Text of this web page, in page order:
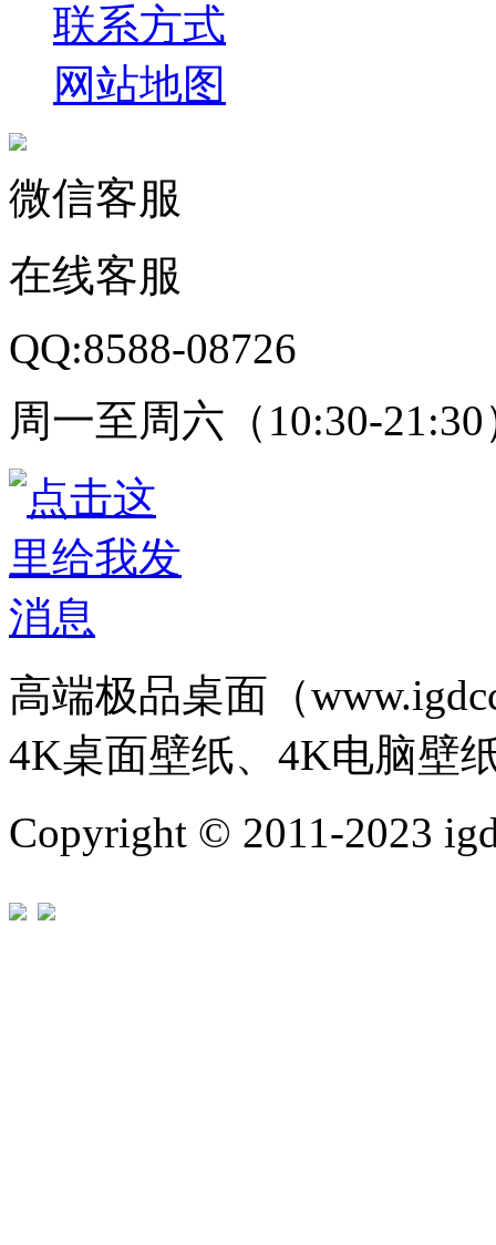
联系方式
网站地图
微信客服
在线客服
QQ:8588-08726
周一至周六（10:30-21:30
高端极品桌面（
4K桌面壁纸、4K电脑壁
Copyright © 2011-2023